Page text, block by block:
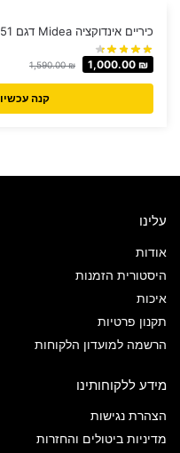
כיריים אינדוקציה Midea דגם MC-ID351
1,590.00₪ 1,000.00 ₪
קנה עכשיו
עלינו
אודות
היסטורית הזמנות
איכות
תקנון פרטיות
הרשמה למועדון הלקוחות
מידע ללקוחותינו
הצהרת נגישות
מדיניות ביטולים והחזרות